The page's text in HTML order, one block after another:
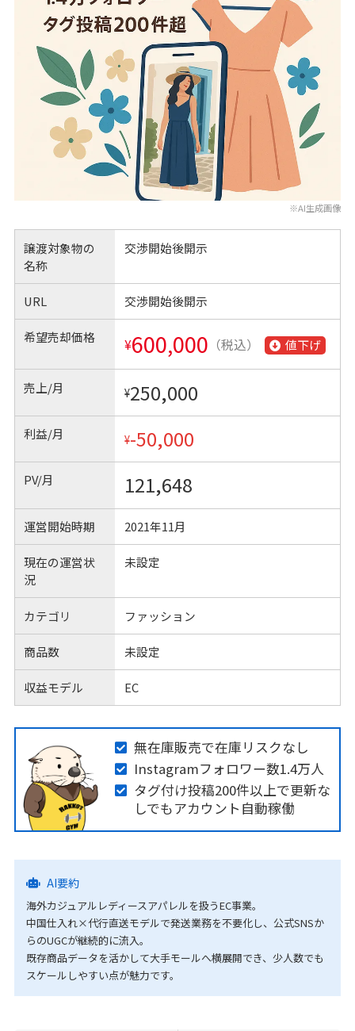
※AI生成画像
譲渡対象物の
名称
交渉開始後開示
URL 交渉開始後開示
希望売却価格 ¥600,000 （税込） 値下げ
売上/月 ¥250,000
利益/月 ¥-50,000
PV/月 121,648
運営開始時期 2021年11月
現在の運営状
況
未設定
カテゴリ ファッション
商品数 未設定
収益モデル EC
無在庫販売で在庫リスクなし
Instagramフォロワー数1.4万人
タグ付け投稿200件以上で更新な
しでもアカウント自動稼働
AI要約
海外カジュアルレディースアパレルを扱うEC事業。
中国仕入れ×代行直送モデルで発送業務を不要化し、公式SNSか
らのUGCが継続的に流入。
既存商品データを活かして大手モールへ横展開でき、少人数でも
スケールしやすい点が魅力です。